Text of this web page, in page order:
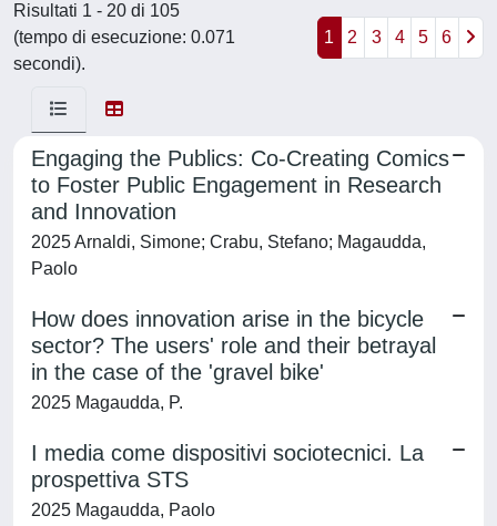
Risultati 1 - 20 di 105
(tempo di esecuzione: 0.071
secondi).
1 2 3 4 5 6
Engaging the Publics: Co-Creating Comics
to Foster Public Engagement in Research
and Innovation
2025 Arnaldi, Simone; Crabu, Stefano; Magaudda,
Paolo
How does innovation arise in the bicycle
sector? The users' role and their betrayal
in the case of the 'gravel bike'
2025 Magaudda, P.
I media come dispositivi sociotecnici. La
prospettiva STS
2025 Magaudda, Paolo